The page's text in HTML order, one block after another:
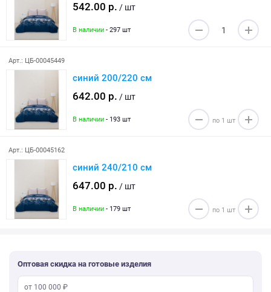
542.00 р. / шт
В наличии - 297 шт
Арт.: ЦБ-00045449
синий 200/220 см
642.00 р. / шт
В наличии - 193 шт
Арт.: ЦБ-00045162
синий 240/210 см
647.00 р. / шт
В наличии - 179 шт
Оптовая скидка на готовые изделия
от 100 000 ₽